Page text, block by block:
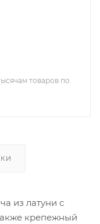
товаров по
из латуни с
крепежный